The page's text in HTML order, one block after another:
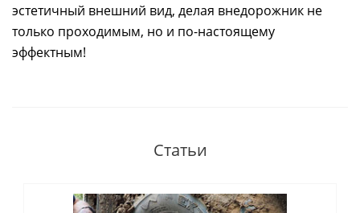
эстетичный внешний вид, делая внедорожник не
только проходимым, но и по-настоящему
эффектным!
Статьи